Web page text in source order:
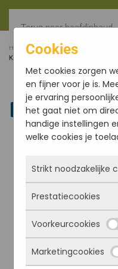
Terug naar hoofdinhoud
HOME BODYCARE
KOPER
Linkedin
Cookies
Met cookies zorgen
en fijner voor je is.
je ervaring
het gaat niet om
handige instellingen
welke cookies je
Strikt noodzakelijke
Deze cookies
überhaupt werkt.
kunnen niet
ze alleen
inloggen, een
Prestatiecookies
Met deze cookies
bezocht wordt,
komen en welke
Voorkeurcookies
Deze cookies
Marketingcookies